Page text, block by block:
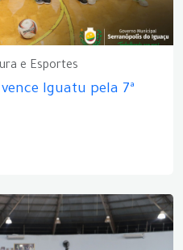
e Esportes
Iguatu pela 7ª